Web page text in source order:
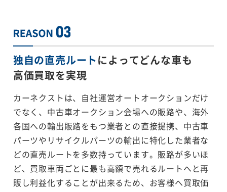
独自の直売ルートによってどんな車も
高価買取を実現
カーネクストは、自社運営オートオークションだけ
でなく、中古車オークション会場への販路や、海外
各国への輸出販路をもつ業者との直接提携、中古車
パーツやリサイクルパーツの輸出に特化した業者な
どの直売ルートを多数持っています。販路が多いほ
ど、買取車両ごとに最も高額で売れるルートへと再
販し利益化することが出来るため、お客様へ買取価